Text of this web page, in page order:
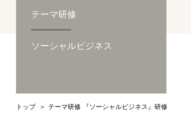
テーマ研修
ソーシャルビジネス
トップ テーマ研修 『ソーシャルビジネス』研修